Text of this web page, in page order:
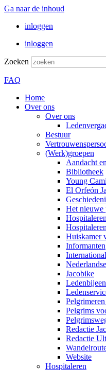
Ga naar de inhoud
inloggen
inloggen
Zoeken
FAQ
Home
Over ons
Over ons
Bestuur
(Werk)groepen
Aandacht
Bibliotheek
Young
El Orfeón
Het nieuwe
Hospitaleren
Huiskamer
Informanten
Jacobike
Pelgrims
Redactie
Redactie
Website
Hospitaleren